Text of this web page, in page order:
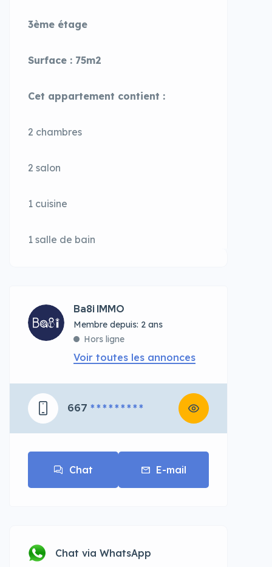
3ème étage
Surface : 75m2
Cet appartement contient :
2 chambres
2 salon
1 cuisine
1 salle de bain
Ba8i IMMO
Membre depuis: 2 ans
Hors ligne
Voir toutes les annonces
667 * * * * * * * * *
Chat E-mail
Chat via WhatsApp